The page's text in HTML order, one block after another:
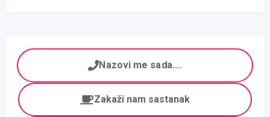
Nazovi me sada....
Zakaži nam sastanak